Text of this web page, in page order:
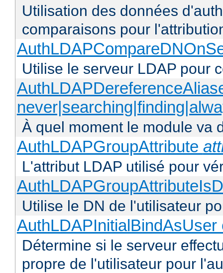
Utilisation des données
comparaisons pour
Utilise le serveur LDAP pour
À quel moment le module va
AuthLDAPGroupAttribute
L'attribut LDAP utilisé pour
Utilise le DN de l'utilisateur
AuthLDAPInitialBindAsUser
Détermine si le serveur
propre de l'utilisateur pour